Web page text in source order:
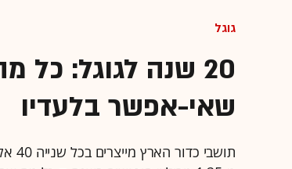
גוגל
20 שנה לגוגל:
שאי-אפשר בלעדיו